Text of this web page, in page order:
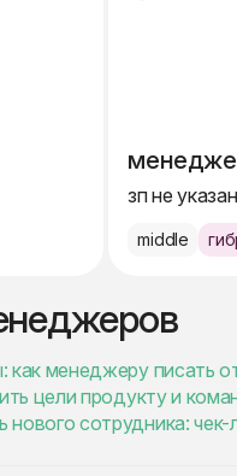
зп не
middle
менеджеру писать
цели продукту и
сотрудника: